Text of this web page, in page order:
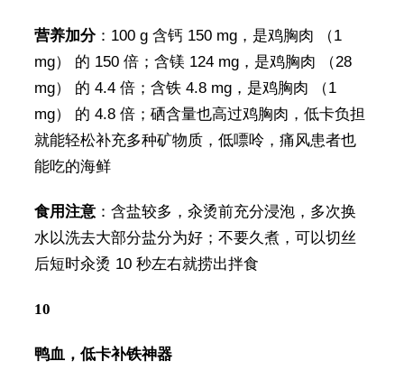
营养加分：100 g 含钙 150 mg，是鸡胸肉 （1
mg） 的 150 倍；含镁 124 mg，是鸡胸肉 （28
mg） 的 4.4 倍；含铁 4.8 mg，是鸡胸肉 （1
mg） 的 4.8 倍；硒含量也高过鸡胸肉，低卡负担
就能轻松补充多种矿物质，低嘌呤，痛风患者也
能吃的海鲜
食用注意：含盐较多，汆烫前充分浸泡，多次换
水以洗去大部分盐分为好；不要久煮，可以切丝
后短时汆烫 10 秒左右就捞出拌食
10
鸭血， 低卡补铁神器